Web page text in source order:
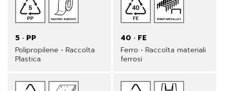
5 · PP
Polipropilene • Raccolta
Plastica
40 · FE
Ferro • Raccolta materiali
ferrosi